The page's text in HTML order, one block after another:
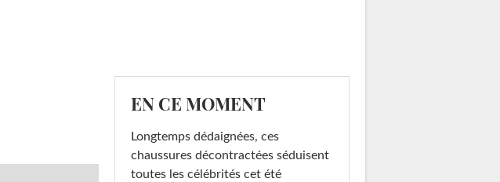
EN CE MOMENT
Longtemps dédaignées, ces
chaussures décontractées séduisent
toutes les célébrités cet été